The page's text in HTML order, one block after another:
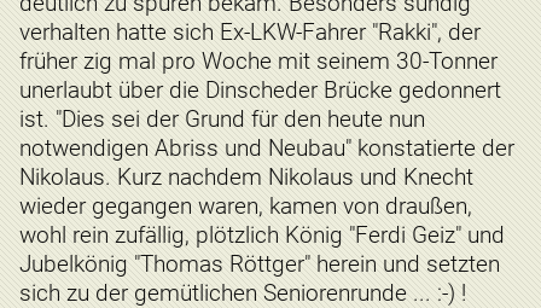
verhalten hatte sich Ex-LKW-Fahrer "Rakki", der
früher zig mal pro Woche mit seinem 30-Tonner
unerlaubt über die Dinscheder Brücke gedonnert
ist. "Dies sei der Grund für den heute nun
notwendigen Abriss und Neubau" konstatierte der
Nikolaus. Kurz nachdem Nikolaus und Knecht
wieder gegangen waren, kamen von draußen,
wohl rein zufällig, plötzlich König "Ferdi Geiz" und
Jubelkönig "Thomas Röttger" herein und setzten
sich zu der gemütlichen Seniorenrunde ... :-) !